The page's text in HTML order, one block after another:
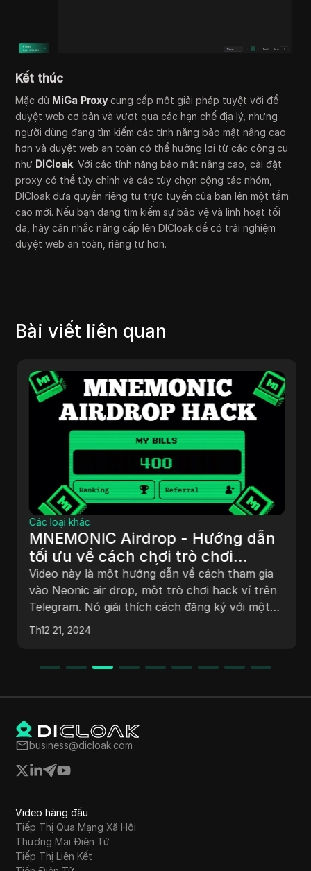
Kết thúc
Mặc dù MiGa Proxycung cấp một giải pháp tuyệt vời để
duyệt web cơ bản và vượt qua các hạn chế địa lý, nhưng
người dùng đang tìm kiếm các tính năng bảo mật nâng cao
hơn và duyệt web an toàn có thể hưởng lợi từ các công cụ
như DICloak. Với các tính năng bảo mật nâng cao, cài đặt
proxy có thể tùy chỉnh và các tùy chọn cộng tác nhóm,
DICloak đưa quyền riêng tư trực tuyến của bạn lên một tầm
cao mới. Nếu bạn đang tìm kiếm sự bảo vệ và linh hoạt tối
đa, hãy cân nhắc nâng cấp lên DICloak để có trải nghiệm
duyệt web an toàn, riêng tư hơn.
Bài viết liên quan
Các loại khác
MNEMONIC Airdrop - Hướng dẫn
tối ưu về cách chơi trò chơi
MNEMONIC & KIẾM Hóa Đơn
Video này là một hướng dẫn về cách tham gia
vào Neonic air drop, một trò chơi hack ví trên
Telegram. Nó giải thích cách đăng ký với một
liên kết đặc biệt, chơi trò chơi bằng cách hack
ví bằng cách sử dụng gas, hoàn thành các
quan đến việc hack ví, đổi thưởng, và kiếm điểm
trong trò chơi.
Th12 21, 2024
business@dicloak.com
Video hàng đầu
Tiếp Thị Qua Mạng Xã Hội
Thương Mại Điện Tử
Tiếp Thị Liên Kết